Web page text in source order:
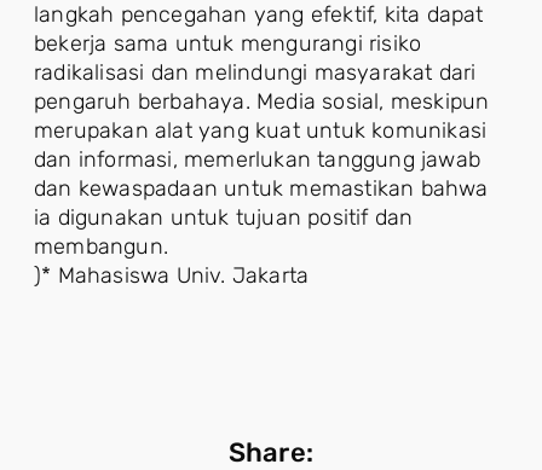
langkah pencegahan yang efektif, kita dapat
bekerja sama untuk mengurangi risiko
radikalisasi dan melindungi masyarakat dari
pengaruh berbahaya. Media sosial, meskipun
merupakan alat yang kuat untuk komunikasi
dan informasi, memerlukan tanggung jawab
dan kewaspadaan untuk memastikan bahwa
ia digunakan untuk tujuan positif dan
membangun.
)* Mahasiswa Univ. Jakarta
Share: